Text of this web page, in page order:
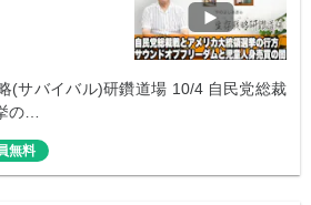
(サバイバル)研鑽道場 10/4 自民党総裁
の…
無料